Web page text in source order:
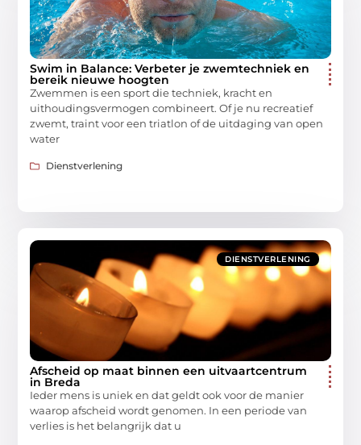
Swim in Balance: Verbeter je zwemtechniek en
bereik nieuwe hoogten
Zwemmen is een sport die techniek, kracht en
uithoudingsvermogen combineert. Of je nu recreatief
zwemt, traint voor een triatlon of de uitdaging van open
water
Dienstverlening
DIENSTVERLENING
Afscheid op maat binnen een uitvaartcentrum
in Breda
Ieder mens is uniek en dat geldt ook voor de manier
waarop afscheid wordt genomen. In een periode van
verlies is het belangrijk dat u